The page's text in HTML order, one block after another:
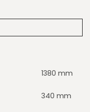
1380 mm
340 mm